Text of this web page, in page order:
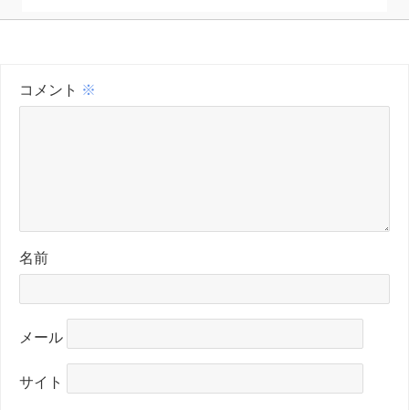
コメント ※
名前
メール
サイト